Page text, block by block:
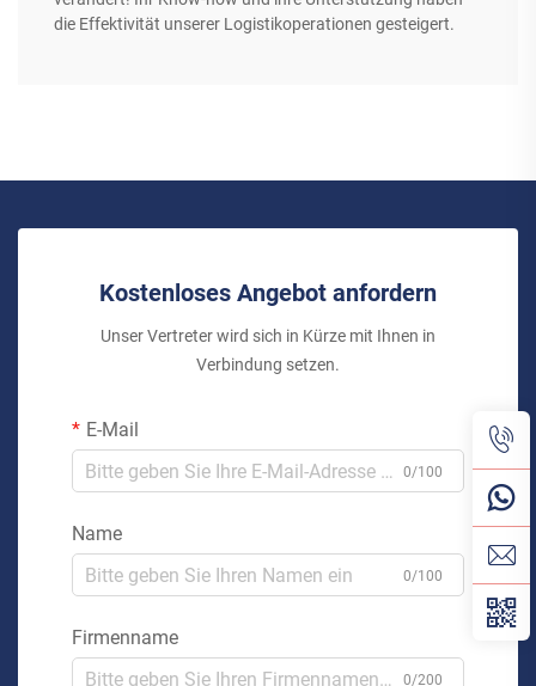
die Effektivität unserer Logistikoperationen gesteigert.
Kostenloses Angebot anfordern
Unser Vertreter wird sich in Kürze mit Ihnen in
Verbindung setzen.
E-Mail
0/100
Name
0/100
Firmenname
0/200